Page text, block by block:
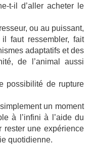
t-il d’aller acheter le
ou au puissant,
faut ressembler, fait
adaptatifs et des
de l’animal aussi
possibilité de rupture
un moment
à l’infini à l’aide du
rester une expérience
quotidienne.